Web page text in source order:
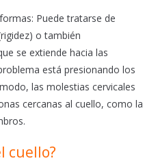
Puede tratarse de
o también
se extiende hacia las
está presionando los
las molestias cervicales
cercanas al cuello, como la
cuello?